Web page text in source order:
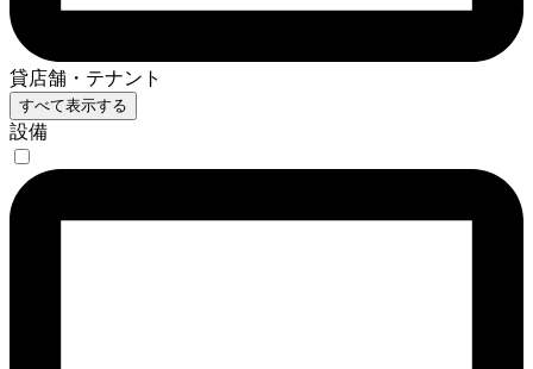
貸店舗・テナント
すべて表示する
設備